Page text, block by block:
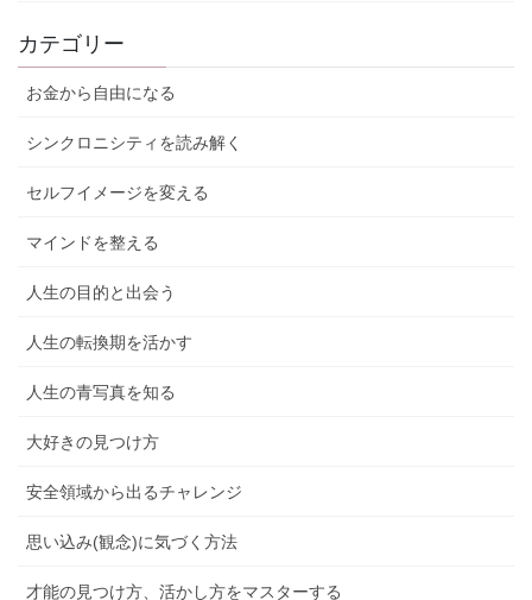
カテゴリー
お金から自由になる
シンクロニシティを読み解く
セルフイメージを変える
マインドを整える
人生の目的と出会う
人生の転換期を活かす
人生の青写真を知る
大好きの見つけ方
安全領域から出るチャレンジ
思い込み(観念)に気づく方法
才能の見つけ方、活かし方をマスターする